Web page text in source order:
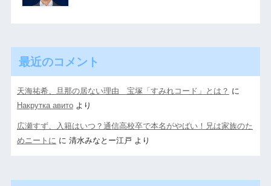
最近のコメント
天海祐希、旦那の居ない理由 宝塚「すみれコード」とは？ に
Накрутка авитоより
広瀬すず、入籍はいつ？通信高校卒で本名がやばい！兄は家族のた
めニートに に 清水みなとー江戸 より